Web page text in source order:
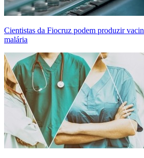
Cientistas da Fiocruz podem produzir
malária